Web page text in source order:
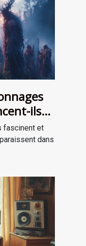
ils
fascinent et
dans